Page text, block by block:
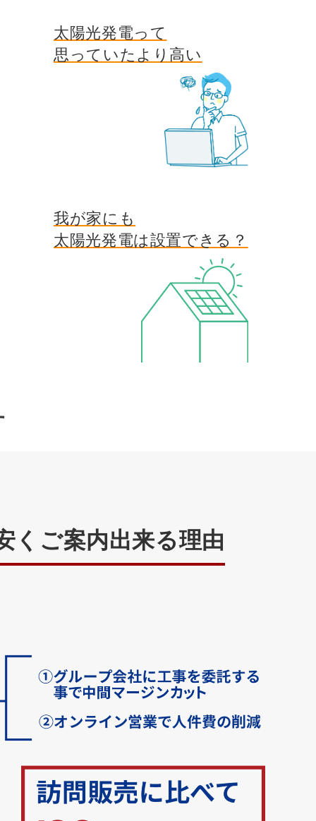
太陽光発電って
思っていたより高い
我が家にも
太陽光発電は設置できる？
くご案内出来る理由